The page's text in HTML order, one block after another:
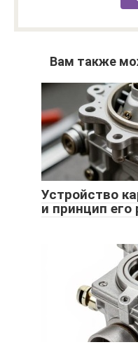
Вам также
Устройство
и принцип его